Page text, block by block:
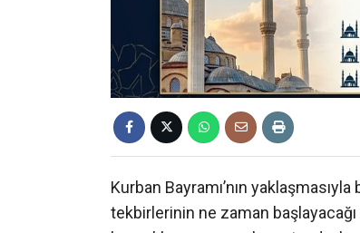
Kurban Bayramı’nın
tekbirlerinin ne zaman